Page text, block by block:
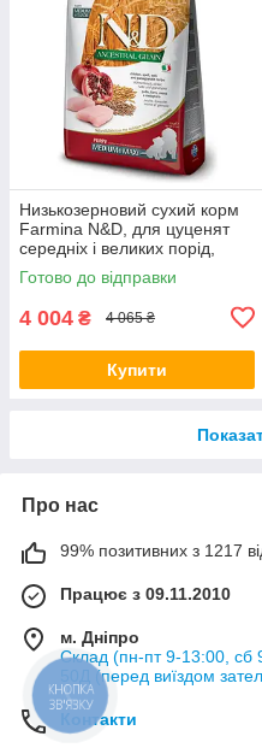
Низькозерновий сухий корм
Farmina N&D, для цуценят
середніх і великих порід,
курка з гранатом, 12 кг (*)
Готово до відправки
4 004 ₴ 4 065 ₴
Купити
Про нас
99% позитивних з 1217
Працює з 09.11.2010
м. Дніпро
Склад (пн-пт 9-13:00,
50Д (перед виїздом
Контакти
КНОПКА
ЗВ'ЯЗКУ